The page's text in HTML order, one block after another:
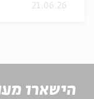
21.06.26
הישארו